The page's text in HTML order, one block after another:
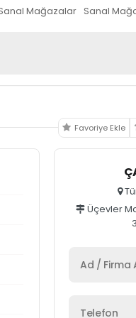
Sanal
Mağazalar
Favoriye Ekle
Üçevler